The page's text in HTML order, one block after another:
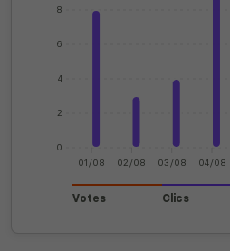
0
2
4
6
8
01/08 02/08 03/08 04/08
Votes Clics